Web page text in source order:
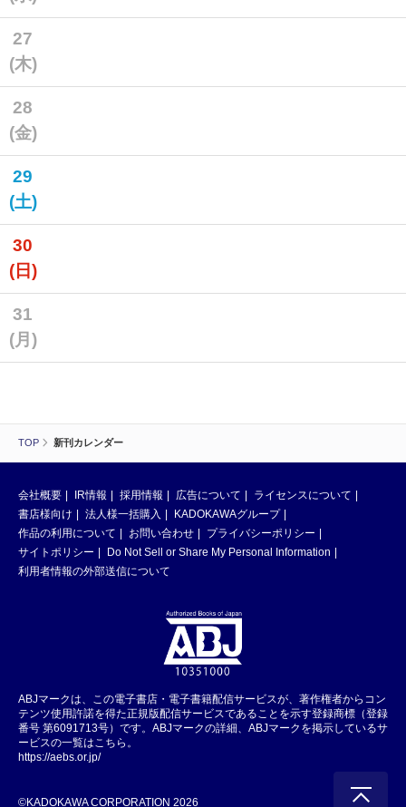
TOP 新刊カレンダー
27
(木)
28
(金)
29
(土)
30
(日)
31
(月)
会社概要 IR情報 採用情報 広告について
ライセンスについて
書店様向け
法人様一括購入
KADOKAWAグループ
作品の利用について
お問い合わせ
プライバシーポリシー
サイトポリシー
Do Not Sell or Share My Personal Information
利用者情報の外部送信について
ABJマークは、この電子書店・電子書籍配信サービスが、著作権者からコン
テンツ使用許諾を得た正規版配信サービスであることを示す登録商標（登録
番号 第6091713号）です。ABJマークの詳細、ABJマークを掲示しているサ
ービスの一覧はこちら。
https://aebs.or.jp/
©KADOKAWA CORPORATION 2026